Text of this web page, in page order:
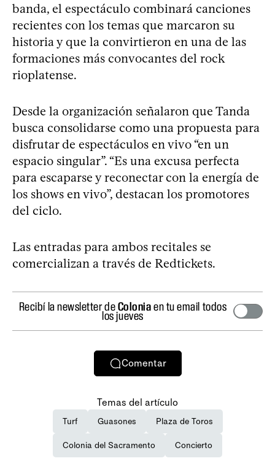
banda, el espectáculo combinará canciones
recientes con los temas que marcaron su
historia y que la convirtieron en una de las
formaciones más convocantes del rock
rioplatense.
Desde la organización señalaron que Tanda
busca consolidarse como una propuesta para
disfrutar de espectáculos en vivo “en un
espacio singular”. “Es una excusa perfecta
para escaparse y reconectar con la energía de
los shows en vivo”, destacan los promotores
del ciclo.
Las entradas para ambos recitales se
comercializan a través de Redtickets.
Recibí la newsletter deColoniaen tu email todos
los jueves
Comentar
Temas del artículo
Turf Guasones Plaza de Toros
Colonia del Sacramento Concierto